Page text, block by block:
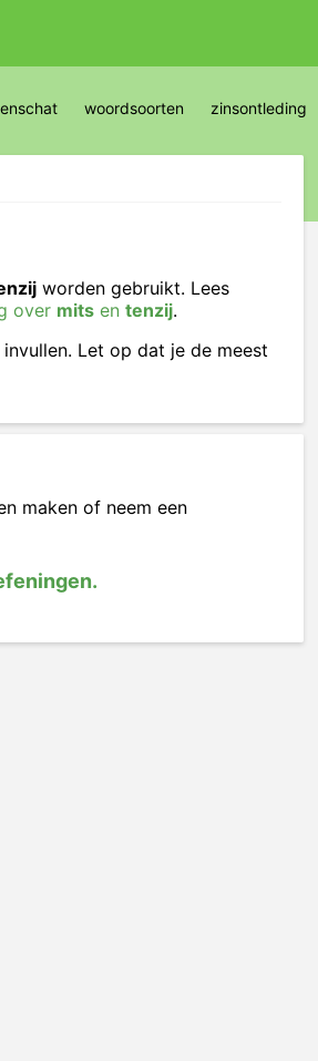
woordsoorten zinsontleding
worden gebruikt. Lees
over mits en tenzij.
invullen. Let op dat je de meest
maken of neem een